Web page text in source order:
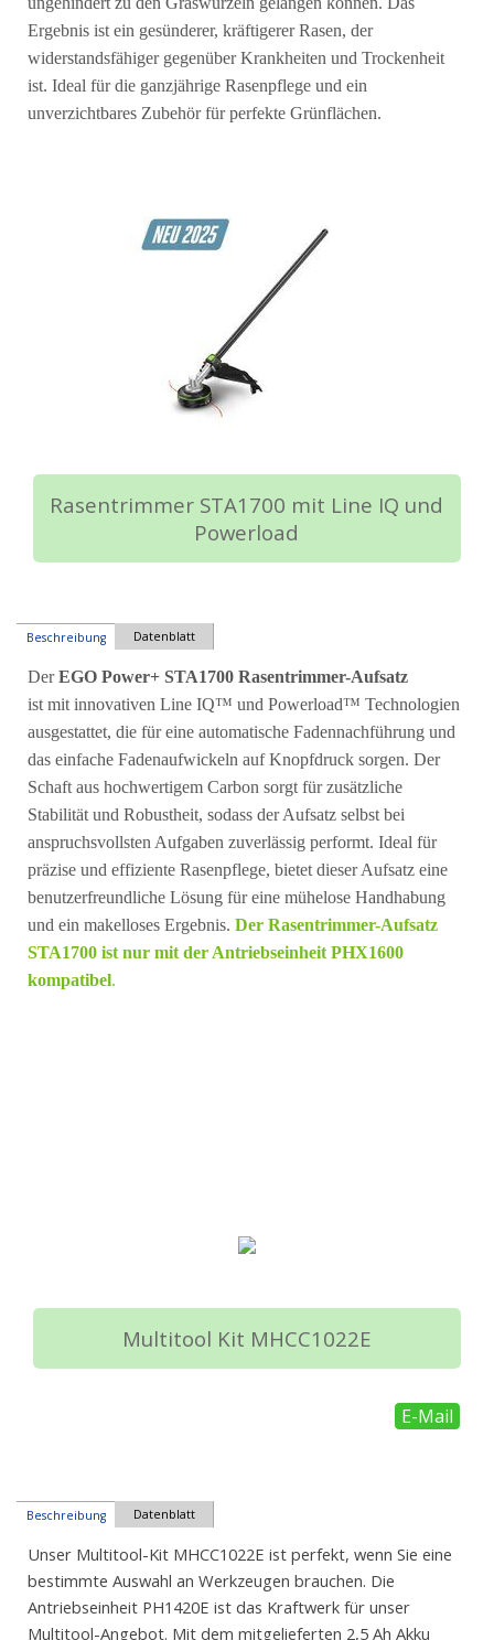
Ergebnis ist ein gesünderer, kräftigerer Rasen, der
widerstandsfähiger gegenüber Krankheiten und Trockenheit
ist. Ideal für die ganzjährige Rasenpflege und ein
unverzichtbares Zubehör für perfekte Grünflächen.
Rasentrimmer STA1700 mit Line IQ und
Powerload
Beschreibung Datenblatt
Der EGO Power+ STA1700 Rasentrimmer-Aufsatz
ist mit innovativen Line IQ™ und Powerload™ Technologien
ausgestattet, die für eine automatische Fadennachführung und
das einfache Fadenaufwickeln auf Knopfdruck sorgen. Der
Schaft aus hochwertigem Carbon sorgt für zusätzliche
Stabilität und Robustheit, sodass der Aufsatz selbst bei
anspruchsvollsten Aufgaben zuverlässig performt. Ideal für
präzise und effiziente Rasenpflege, bietet dieser Aufsatz eine
benutzerfreundliche Lösung für eine mühelose Handhabung
und ein makelloses Ergebnis. Der Rasentrimmer-Aufsatz
STA1700 ist nur mit der Antriebseinheit PHX1600
kompatibel.
Multitool Kit MHCC1022E
E-Mail
Beschreibung Datenblatt
Unser Multitool-Kit MHCC1022E ist perfekt, wenn Sie eine
bestimmte Auswahl an Werkzeugen brauchen. Die
Antriebseinheit PH1420E ist das Kraftwerk für unser
Multitool-Angebot. Mit dem mitgelieferten 2,5 Ah Akku